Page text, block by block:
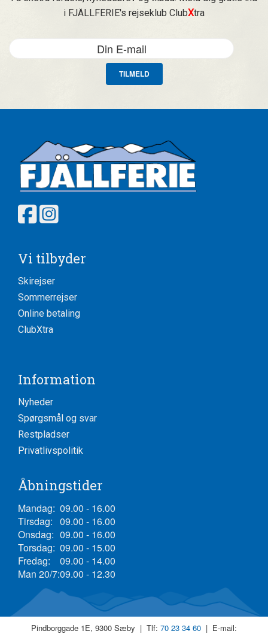
i FJÄLLFERIE's rejseklub ClubXtra
TILMELD
Vi tilbyder
Skirejser
Sommerrejser
Online betaling
ClubXtra
Information
Nyheder
Spørgsmål og svar
Restpladser
Privatlivspolitik
Åbningstider
Mandag: 09.00 - 16.00
Tirsdag: 09.00 - 16.00
Onsdag: 09.00 - 16.00
Torsdag: 09.00 - 15.00
Fredag:
09.00 - 14.00
Man 20/7:09.00 - 12.30
Pindborggade 1E, 9300 Sæby | Tlf: 70 23 34 60 | E-mail: